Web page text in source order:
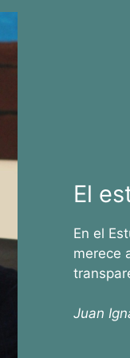
El
En el
merece
Juan